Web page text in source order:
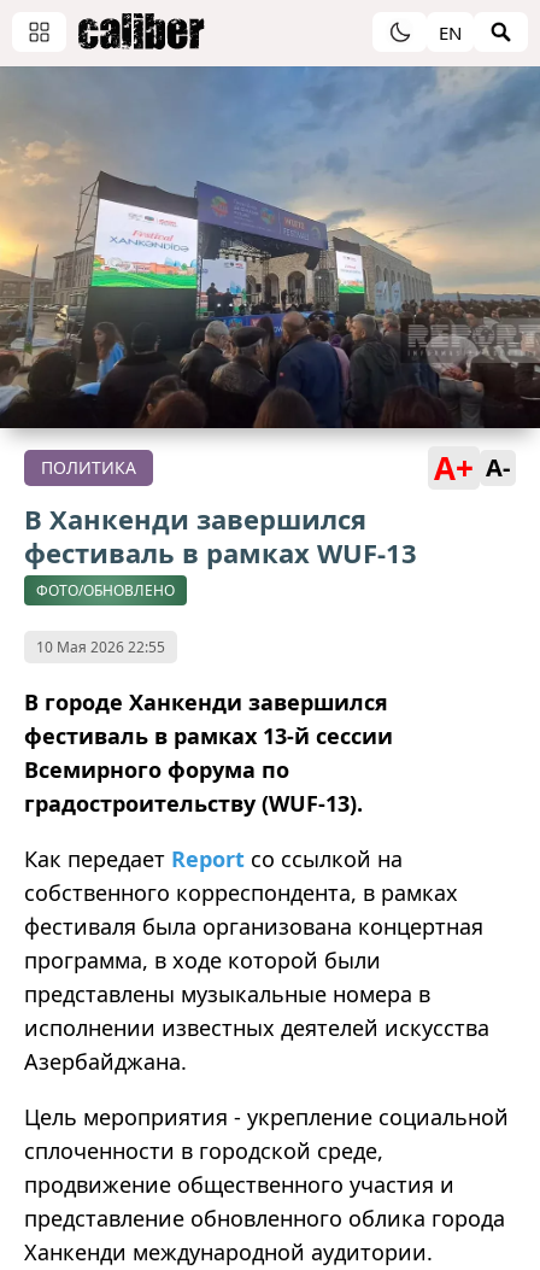
EN
ПОЛИТИКА A+ A-
В Ханкенди завершился
фестиваль в рамках WUF-13
ФОТО/ОБНОВЛЕНО
10 Мая 2026 22:55
В городе Ханкенди завершился
фестиваль в рамках 13-й сессии
Всемирного форума по
градостроительству (WUF-13).
Как передает Report со ссылкой на
собственного корреспондента, в рамках
фестиваля была организована концертная
программа, в ходе которой были
представлены музыкальные номера в
исполнении известных деятелей искусства
Азербайджана.
Цель мероприятия - укрепление социальной
сплоченности в городской среде,
продвижение общественного участия и
представление обновленного облика города
Ханкенди международной аудитории.